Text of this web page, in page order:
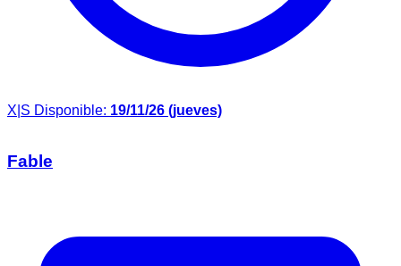
X|S Disponible: 19/11/26 (jueves)
Fable